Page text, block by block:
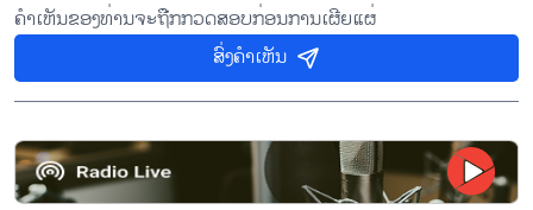
ຄຳເຫັນຂອງທ່ານຈະຖືກກວດສອບກ່ອນການເຜີຍແຜ່
ສົ່ງຄຳເຫັນ